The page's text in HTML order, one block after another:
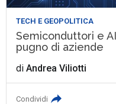
TECH E GEOPOLITICA
Semiconduttori e
pugno di aziende
diAndrea Viliotti
Condividi